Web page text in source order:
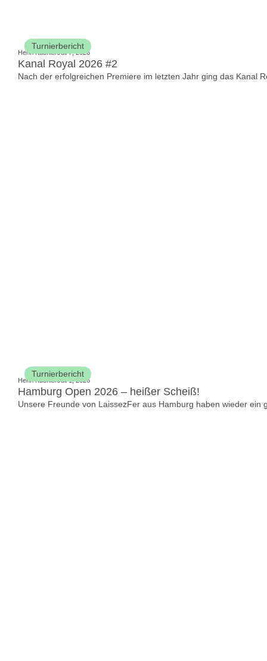
Turnierbericht
Henri KüchlerJuli 7, 2026
Kanal Royal 2026 #2
Nach der erfolgreichen Premiere im letzten Jahr ging das Kanal
Turnierbericht
Henri KüchlerJuli 1, 2026
Hamburg Open 2026 – heißer Scheiß!
Unsere Freunde von LaissezFer aus Hamburg haben wieder